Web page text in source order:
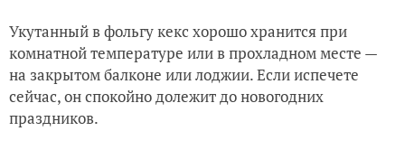
Укутанный в фольгу кекс хорошо хранится при
комнатной температуре или в прохладном месте —
на закрытом балконе или лоджии. Если испечете
сейчас, он спокойно долежит до новогодних
праздников.